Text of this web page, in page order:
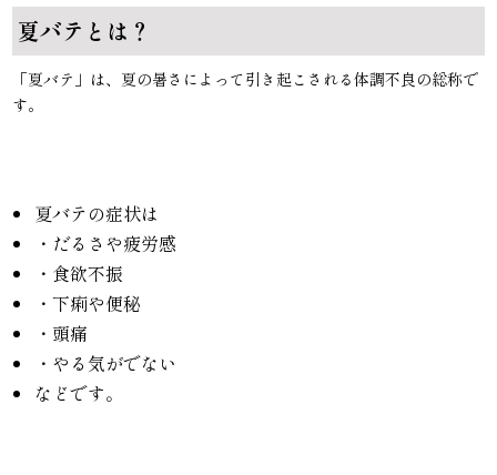
夏バテとは？
「夏バテ」は、夏の暑さによって引き起こされる体調不良の総称で
す。
夏バテの症状は
・だるさや疲労感
・食欲不振
・下痢や便秘
・頭痛
・やる気がでない
などです。